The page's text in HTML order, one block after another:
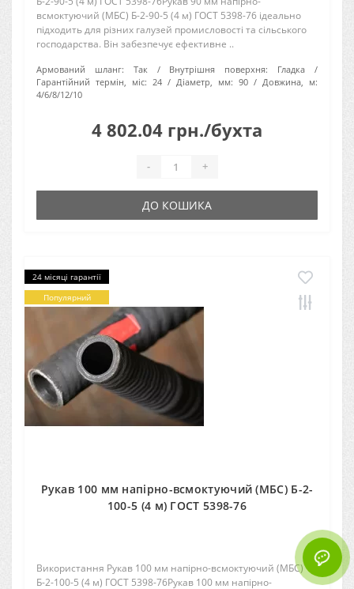
всмоктуючий (МБС) Б-2-90-5 (4 м) ГОСТ 5398-76 ідеально
підходить для різних галузей промисловості та сільського
господарства. Він забезпечує ефективне ..
Армований шланг: Так Внутрішня поверхня:
Гладка
Гарантійний термін, міс: 24 Діаметр, мм: 90
Довжина, м:
4/6/8/12/10
4 802.04 грн./бухта
- +
ДО КОШИКА
24 місяці гарантії
Популярний
Рукав 100 мм напірно-всмоктуючий (МБС) Б-2-
100-5 (4 м) ГОСТ 5398-76
Використання Рукав 100 мм напірно-всмоктуючий (МБС)
Б-2-100-5 (4 м) ГОСТ 5398-76Рукав 100 мм напірно-